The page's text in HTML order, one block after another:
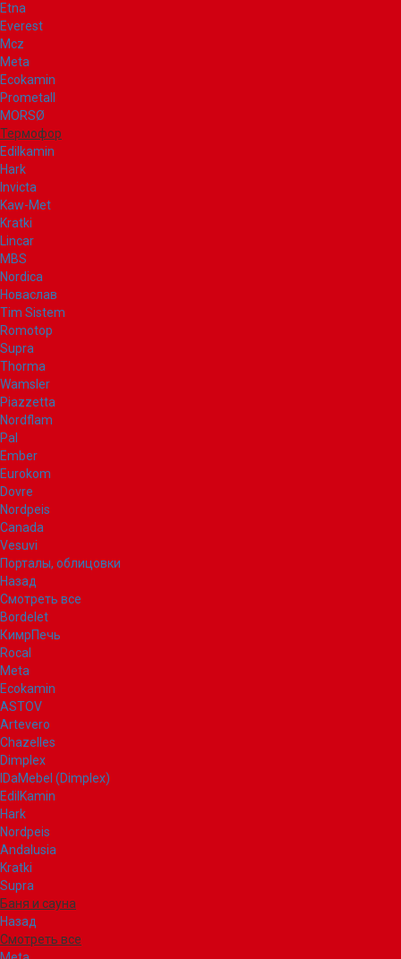
Etna
Everest
Mcz
Meta
Ecokamin
Prometall
MORSØ
Термофор
Edilkamin
Hark
Invicta
Kaw-Met
Kratki
Lincar
MBS
Nordica
Новаслав
Tim Sistem
Romotop
Supra
Thorma
Wamsler
Piazzetta
Nordflam
Pal
Ember
Eurokom
Dovre
Nordpeis
Canada
Vesuvi
Порталы, облицовки
Назад
Смотреть все
Bordelet
КимрПечь
Rocal
Meta
Ecokamin
ASTOV
Artevero
Chazelles
Dimplex
IDaMebel (Dimplex)
EdilKamin
Hark
Nordpeis
Andalusia
Kratki
Supra
Баня и сауна
Назад
Смотреть все